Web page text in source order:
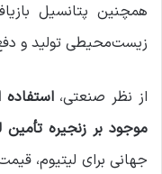
همچنین پتانسیل
زیست‌محیطی تولید و
از نظر صنعتی،
موجود بر زنجیره
جهانی برای لیتیوم،